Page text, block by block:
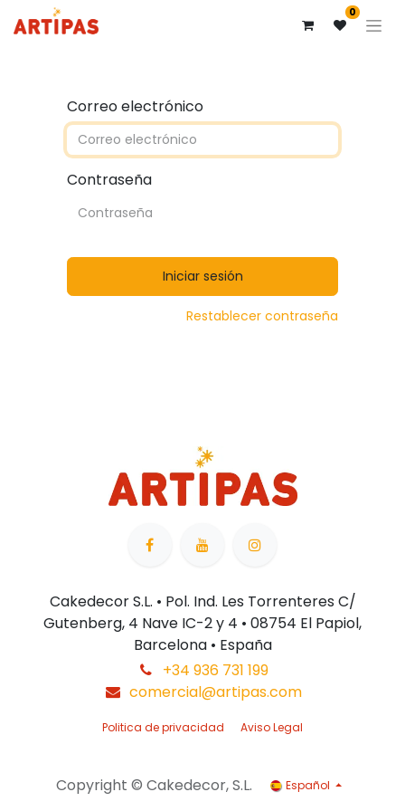
0
Correo electrónico
Contraseña
Iniciar sesión
Restablecer contraseña
Cakedecor S.L. • Pol. Ind. Les Torrenteres C/
Gutenberg, 4 Nave IC-2 y 4 • 08754 El Papiol,
Barcelona • España
+34 936 731 199
comercial@artipas.com
Politica de privacidad Aviso Legal
Copyright © Cakedecor, S.L. Español